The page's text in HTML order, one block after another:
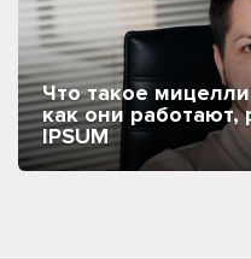
Что такое
как они работают,
IPSUM